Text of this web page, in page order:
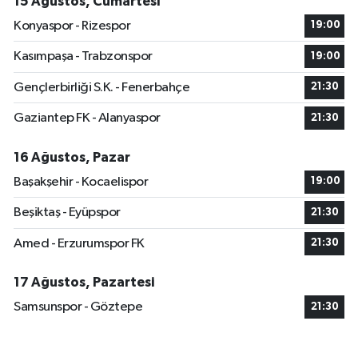
Konyaspor - Rizespor
19:00
Kasımpaşa - Trabzonspor 19:00
Gençlerbirliği S.K. - Fenerbahçe 21:30
Gaziantep FK - Alanyaspor 21:30
16 Ağustos, Pazar
Başakşehir - Kocaelispor
19:00
Beşiktaş - Eyüpspor 21:30
Amed - Erzurumspor FK 21:30
17 Ağustos, Pazartesi
Samsunspor - Göztepe
21:30